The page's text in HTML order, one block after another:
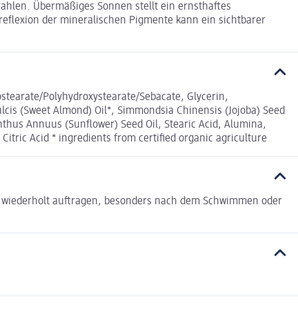
Übermäßiges Sonnen stellt ein ernsthaftes
der mineralischen Pigmente kann ein sichtbarer
Polyhydroxystearate/Sebacate, Glycerin,
(Sweet Almond) Oil*, Simmondsia Chinensis (Jojoba) Seed
Annuus (Sunflower) Seed Oil, Stearic Acid, Alumina,
Citric Acid * ingredients from certified organic agriculture
auftragen, besonders nach dem Schwimmen oder